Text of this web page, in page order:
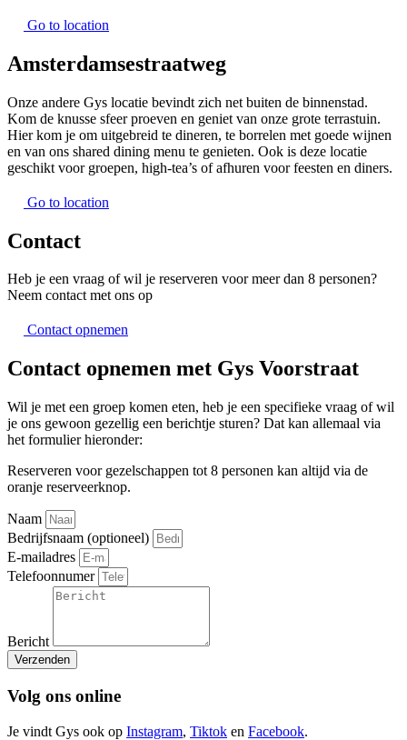
Go to location
Amsterdamsestraatweg
Onze andere Gys locatie bevindt zich net buiten de binnenstad.
Kom de knusse sfeer proeven en geniet van onze grote terrastuin.
Hier kom je om uitgebreid te dineren, te borrelen met goede wijnen
en van ons shared dining menu te genieten. Ook is deze locatie
geschikt voor groepen, high-tea’s of afhuren voor feesten en diners.
Go to location
Contact
Heb je een vraag of wil je reserveren voor meer dan 8 personen?
Neem contact met ons op
Contact opnemen
Contact opnemen met Gys Voorstraat
Wil je met een groep komen eten, heb je een specifieke vraag of wil
je ons gewoon gezellig een berichtje sturen? Dat kan allemaal via
het formulier hieronder:
Reserveren voor gezelschappen tot 8 personen kan altijd via de
oranje reserveerknop.
Naam
Bedrijfsnaam (optioneel)
E-mailadres
Telefoonnumer
Bericht
Verzenden
Volg ons online
Je vindt Gys ook op Instagram, Tiktok en Facebook.